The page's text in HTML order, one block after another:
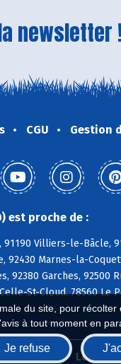
du site, pour
à tout moment en
Je refuse
newsletter
CGU Gestion
est proche de :
Villiers-le-Bâcle,
Marnes-la-
92380 Garches,
St-Cloud, 78560
Biocoop.fr Le